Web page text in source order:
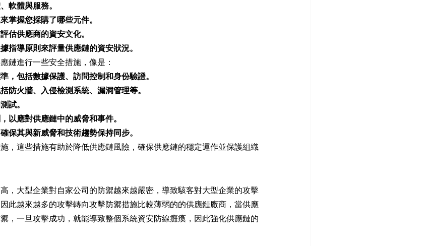
軟體與服務。
掌握您採購了哪些元件。
估供應商的資安文化。
指導原則來評量供應鏈的資安狀況。
鏈進行一些安全措施，像是：
，包括數據保護、訪問控制和身份驗證。
防火牆、入侵檢測系統、漏洞管理等。
試。
以應對供應鏈中的威脅和事件。
保其與新威脅和技術趨勢保持同步。
，這些措施有助於降低供應鏈風險，確保供應鏈的穩定運作並保護組織
，大型企業對自家公司的防禦越來越嚴密，導致駭客對大型企業的攻擊
此越來越多的攻擊轉向攻擊防禦措施比較薄弱的的供應鏈廠商，當供應
，一旦攻擊成功，就能導致整個系統資安防線癱瘓，因此強化供應鏈的